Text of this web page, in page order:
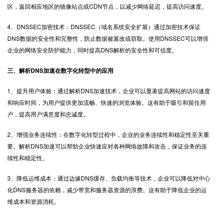
区，返回相应地区的镜像站点或CDN节点，以减少网络延迟，提高访问速度。
4、DNSSEC加密技术： DNSSEC （域名系统安全扩展）通过加密技术保证
DNS数据的安全性和完整性，防止数据被篡改或窃取。使用DNSSEC可以增强
企业的网络安全防护能力，同时提高DNS解析的安全性和可信度。
三、解析DNS加速在数字化转型中的应用
1、提升用户体验：通过解析DNS加速技术，企业可以显著提高网站的访问速度
和响应时间，为用户提供更加流畅、快速的浏览体验。这有助于吸引和留住用
户，提高用户满意度和忠诚度。
2、增强业务连续性：在数字化转型过程中，企业的业务连续性和稳定性至关重
要。解析DNS加速可以帮助企业快速应对各种网络故障和攻击，保证业务的连
续性和稳定性。
3、降低运维成本：通过边缘DNS缓存、负载均衡等技术，企业可以降低对中心
化DNS服务器的依赖，减少带宽和服务器资源的浪费。这有助于降低企业的运
维成本和资源消耗。